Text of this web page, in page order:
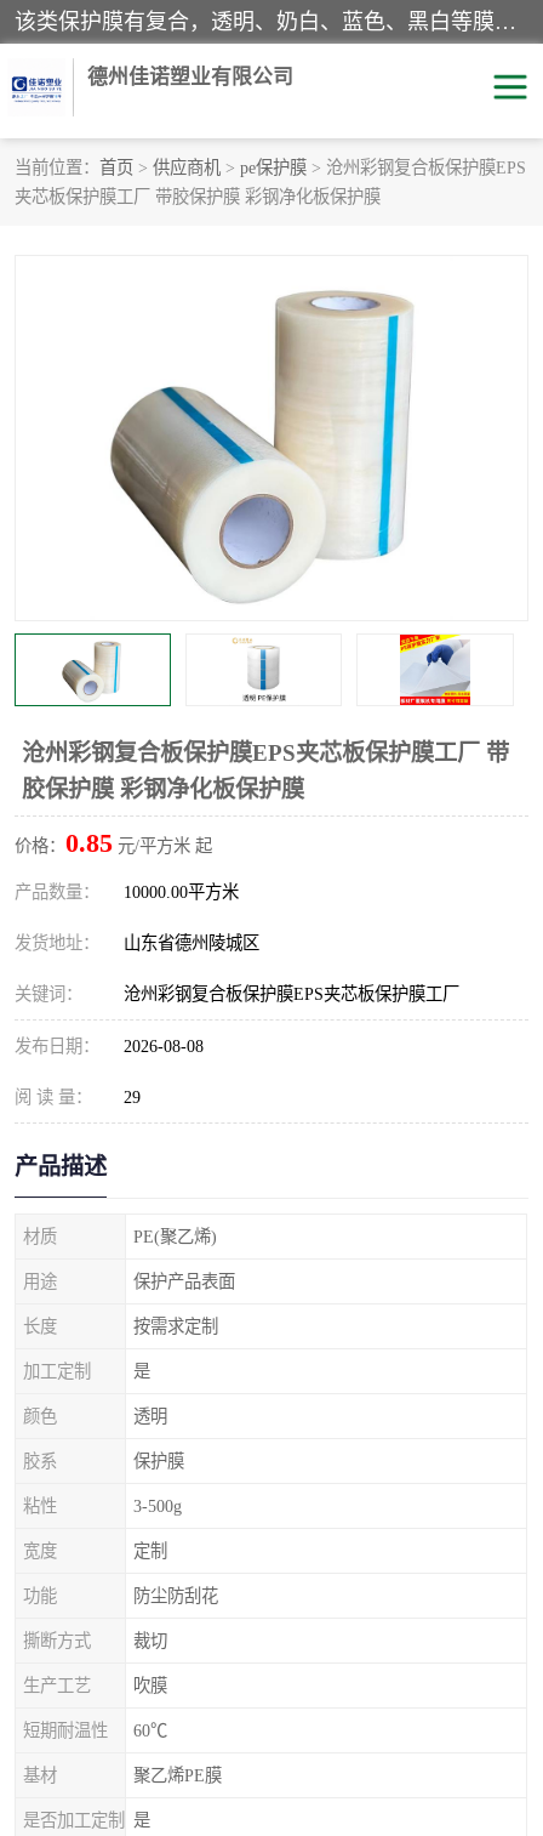
该类保护膜有复合，透明、奶白、蓝色、黑白等膜型。特高粘，高粘，中高粘，中粘，中低粘，低粘等。对于不同的粘力要求有相应的产品相适配。无胶渍残留污染。在较宽的收卷幅度下平整无皱纹，收卷长度大，利于机械化及自动化施工粘贴。为您的产品提供的表面保护解决方案。 产品广泛适用于：铝材、不锈钢、金属、塑料、电子、家电、家具、玻璃、化工材料、装饰材料等。
德州佳诺塑业有限公司
当前位置： 首页 > 供应商机 > pe保护膜 > 沧州彩钢复合板保护膜EPS
夹芯板保护膜工厂 带胶保护膜 彩钢净化板保护膜
沧州彩钢复合板保护膜EPS夹芯板保护膜工厂 带
胶保护膜 彩钢净化板保护膜
价格： 0.85 元/平方米 起
产品数量： 10000.00平方米
发货地址： 山东省德州陵城区
关键词： 沧州彩钢复合板保护膜EPS夹芯板保护膜工厂
发布日期： 2026-08-08
阅 读 量： 29
产品描述
材质 PE(聚乙烯)
用途 保护产品表面
长度 按需求定制
加工定制 是
颜色 透明
胶系 保护膜
粘性 3-500g
宽度 定制
功能 防尘防刮花
撕断方式 裁切
生产工艺 吹膜
短期耐温性 60℃
基材 聚乙烯PE膜
是否加工定制 是
pe保护膜 包装膜
透明保护膜
乳白保护膜
明蓝保护膜 纯黑保护膜
印字保护膜 彩钢板保护膜
两边上胶保护膜
不锈钢板保护膜 一次性隔离膜